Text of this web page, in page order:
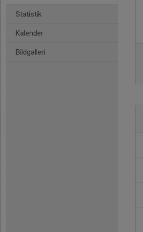
Statistik
Kalender
Bildgalleri